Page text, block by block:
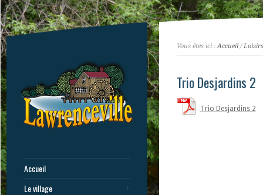
Accueil
Le village
Vous êtes ici :Accueil/
Trio Desjardins 2
Trio Desjardins 2